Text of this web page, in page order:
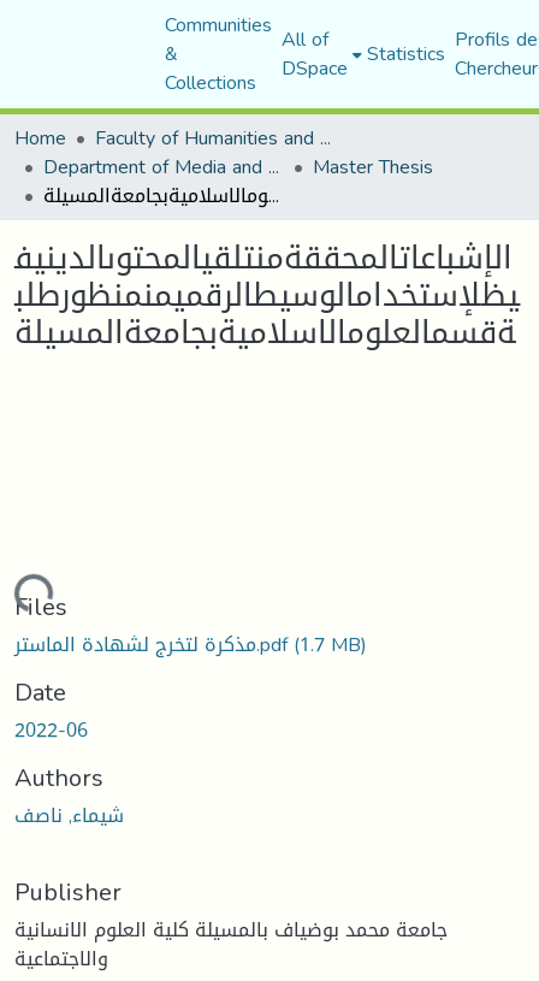
Communities
&
Collections
All of
DSpace Statistics Profils
Home
Faculty of Humanities and Social Sciences
Department of Media and Communication Studies Master Thesis
الإشباعاتالمحققةمنتلقيالمحتوىالدينيفيظلإستخدامالوسيطالرقميمنمنظورطلبةقسمالعلومالاسلاميةبجامعةالمسيلة
الإشباعاتالمحققةمنتلقيالمحتوىالدينيف
يظلإستخدامالوسيطالرقميمنمنظورطلب
ةقسمالعلومالاسلاميةبجامعةالمسيلة
Files
مذكرة لتخرج لشهادة الماستر.pdf(1.7 MB)
Date
2022-06
Authors
شيماء, ناصف
Publisher
جامعة محمد بوضياف بالمسيلة كلية العلوم الانسانية
والاجتماعية